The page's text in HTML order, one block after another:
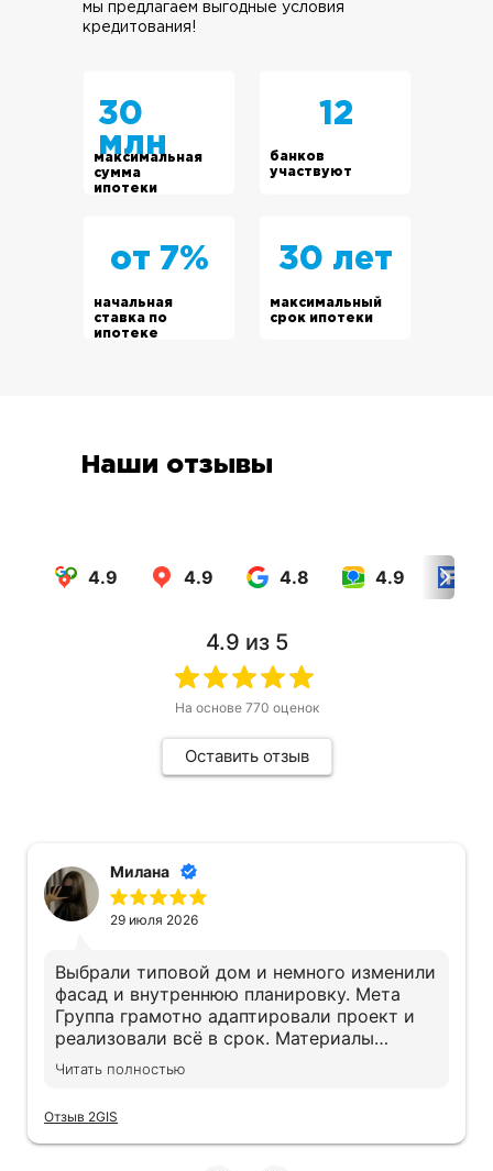
30 лет
максимальный
срок ипотеки
от 7%
начальная
ставка по
ипотеке
12
банков
участвуют
30
млн
максимальная
сумма
ипотеки
мы предлагаем выгодные условия
кредитования!
Наши отзывы
4.9 4.9 4.8 4.9
4.9 из 5
На основе 770 оценок
Оставить отзыв
Милана
29 июля 2026
Выбрали типовой дом и немного изменили
фасад и внутреннюю планировку. Мета
Группа грамотно адаптировали проект и
реализовали всё в срок. Материалы
действительно качественные, экономии не
Читать полностью
Отзыв 2GIS